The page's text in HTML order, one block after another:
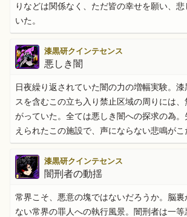
りなどは関係なく、ただ皆の幸せを願い、
いた。
漆黒研クインテセンス
悪しき闇
日夜繰り返されていた闇の力の増幅実験。
スを含むこの立ち入り禁止区域の周りには
がっていた。全ては悪しき闇への探求の為
えられたこの施設で、声にならない悲鳴がこ
漆黒研クインテセンス
闇刑者の動揺
常界こそ、悪意の塊ではないだろうか。脳
ない常界の罪人への執行風景。闇刑者は一